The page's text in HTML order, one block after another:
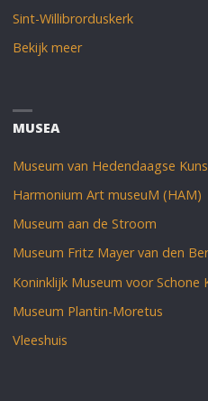
Sint-Willibrorduskerk
Bekijk meer
MUSEA
Museum van Hedendaagse
Harmonium Art museuM (HAM)
Museum aan de Stroom
Museum Fritz Mayer van den
Koninklijk Museum voor Schone
Museum Plantin-Moretus
Vleeshuis